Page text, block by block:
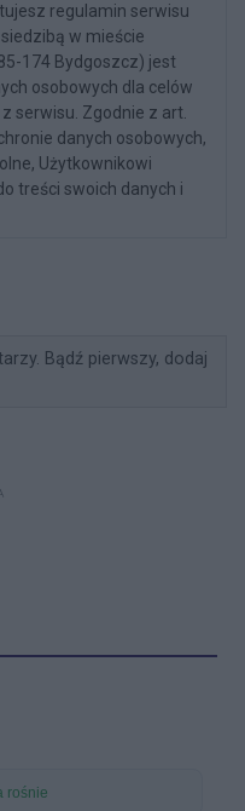
regulamin serwisu
siedzibą w mieście
174 Bydgoszcz) jest
osobowych dla celów
serwisu. Zgodnie z art.
danych osobowych,
Użytkownikowi
treści swoich danych i
Bądź pierwszy, dodaj